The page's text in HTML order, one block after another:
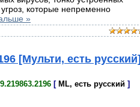
которые непременно
»
[Мульти, есть русский]
[ ML, есть русский ]